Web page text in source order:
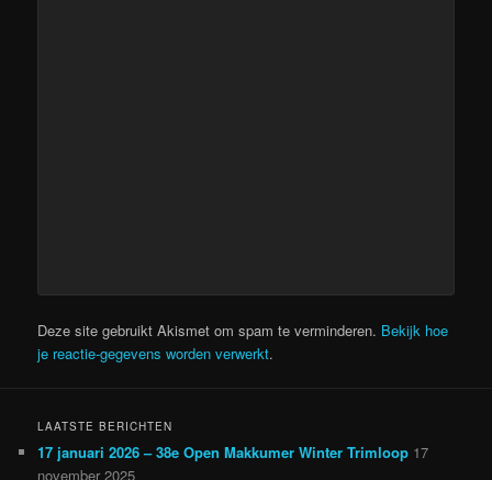
Deze site gebruikt Akismet om spam te verminderen. Bekijk hoe
je reactie-gegevens worden verwerkt.
LAATSTE BERICHTEN
17 januari 2026 – 38e Open Makkumer Winter Trimloop 17
november 2025